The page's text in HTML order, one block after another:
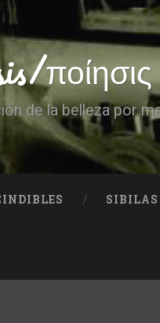
ποίησις
de la belleza por
SIBILAS